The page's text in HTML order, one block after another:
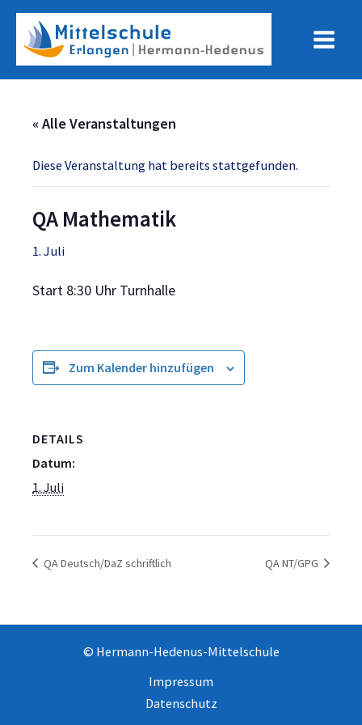
Zum
Inhalt
springen
Main
« Alle Veranstaltungen
Diese Veranstaltung hat bereits stattgefunden.
QA Mathematik
1. Juli
Start 8:30 Uhr Turnhalle
Zum Kalender hinzufügen
DETAILS
Datum:
1. Juli
QA Deutsch/DaZ schriftlich QA NT/GPG
© Hermann-Hedenus-Mittelschule
Impressum
Datenschutz